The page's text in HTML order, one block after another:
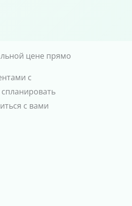
цене прямо
с
с вами